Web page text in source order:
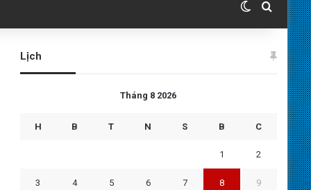
Switch skin
Search
Lịch
Tháng 8 2026
H B T N S B C
1 2
3 4 5 6 7 8 9